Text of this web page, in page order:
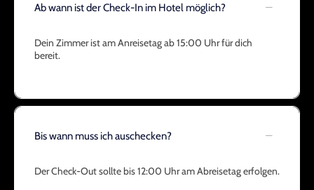
Ab wann ist der Check-In im Hotel möglich?
Dein Zimmer ist am Anreisetag ab 15:00 Uhr für dich
bereit.
Bis wann muss ich auschecken?
Der Check-Out sollte bis 12:00 Uhr am Abreisetag erfolgen.